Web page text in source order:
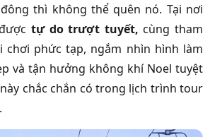
thì không thể quên nó. Tại nơi
tự do trượt tuyết, cùng tham
chơi phức tạp, ngắm nhìn hình làm
và tận hưởng không khí Noel tuyệt
chắc chắn có trong lịch trình tour